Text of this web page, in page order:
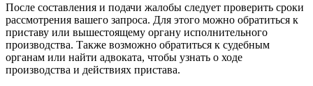
После составления и подачи жалобы следует проверить сроки
рассмотрения вашего запроса. Для этого можно обратиться к
приставу или вышестоящему органу исполнительного
производства. Также возможно обратиться к судебным
органам или найти адвоката, чтобы узнать о ходе
производства и действиях пристава.